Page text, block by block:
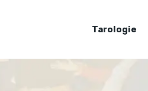
Tarologie